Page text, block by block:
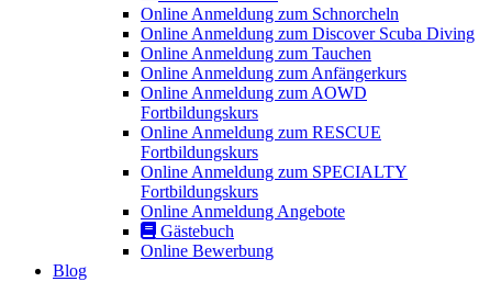
Online Anmeldung zum Schnorcheln
Online Anmeldung zum Discover Scuba Diving
Online Anmeldung zum Tauchen
Online Anmeldung zum Anfängerkurs
Online Anmeldung zum AOWD
Fortbildungskurs
Online Anmeldung zum RESCUE
Fortbildungskurs
Online Anmeldung zum SPECIALTY
Fortbildungskurs
Online Anmeldung Angebote
Gästebuch
Online Bewerbung
Blog